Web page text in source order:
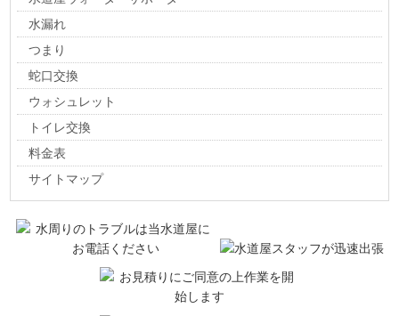
水漏れ
つまり
蛇口交換
ウォシュレット
トイレ交換
料金表
サイトマップ